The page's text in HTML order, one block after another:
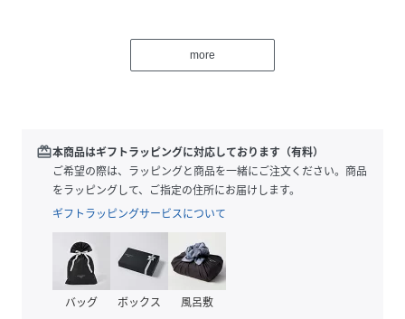
軽やかなギンガムチェック「グリーンフィールドギンガムシ
アー」と、ほんのり冷たさを感じさせるクリーンな「アイス
かけやショッピング、カフェタイム、旅行のサブバッグとし
ても活躍。シンプルな装いにさりげない季節感をプラスして
くれるアイテムです。
【スタイル説明】
丸みのあるフォルムが可愛らしいラウンド型ハンドバッグ。
底にしっかりとマチがあり、長財布や500mlのペットボトル
も収納できる安心の収納力。間口が広く荷物の出し入れもス
more
redeem本商品はギフトラッピングに対応しております（有料）
ご希望の際は、ラッピングと商品を一緒にご注文ください。商品
をラッピングして、ご指定の住所にお届けします。
ギフトラッピングサービスについて
バッグ ボックス 風呂敷